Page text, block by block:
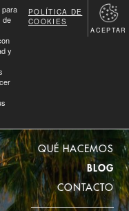
QUÉ HACEMOS
BLOG
CONTACTO
para
de
y
POLÍTICA DE
COOKIES
ACEPTAR